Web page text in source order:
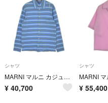
シャツ
MARNI マルニ カジュアルシャツ M 青 【古着】【中古】【送料無料】
¥ 40,700
シャツ
¥ 55,400